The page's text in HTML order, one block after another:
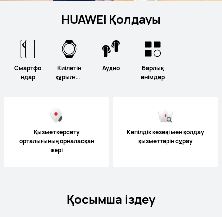
HUAWEI Қолдауы
Смартфо
ндар
Киілетін
құрылғыл
Аудио
Барлық
өнімдер
Қызмет көрсету
орталығының орналасқан
жері
Кепілдік кезеңі мен қолдау
қызметтерін сұрау
Қосымша іздеу